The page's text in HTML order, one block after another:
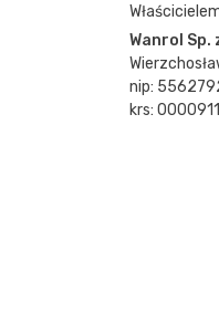
Wanrol Sp.
nip:
krs: